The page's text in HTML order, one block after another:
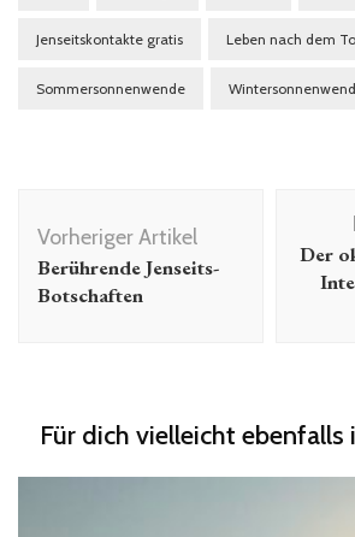
Jenseitskontakte gratis Leben nach dem
Sommersonnenwende
Vorheriger Artikel
Berührende Jenseits-
Botschaften
Der
Für dich vielleicht